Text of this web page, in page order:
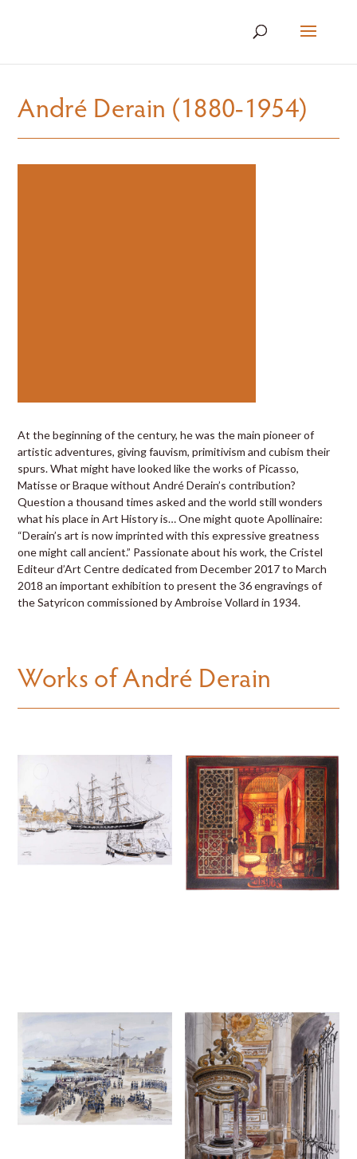
André Derain (1880-1954)
At the beginning of the century, he was the main pioneer of
artistic adventures, giving fauvism, primitivism and cubism their
spurs. What might have looked like the works of Picasso,
Matisse or Braque without André Derain’s contribution?
Question a thousand times asked and the world still wonders
what his place in Art History is… One might quote Apollinaire:
“Derain’s art is now imprinted with this expressive greatness
one might call ancient.” Passionate about his work, the Cristel
Editeur d’Art Centre dedicated from December 2017 to March
2018 an important exhibition to present the 36 engravings of
the Satyricon commissioned by Ambroise Vollard in 1934.
Works of André Derain